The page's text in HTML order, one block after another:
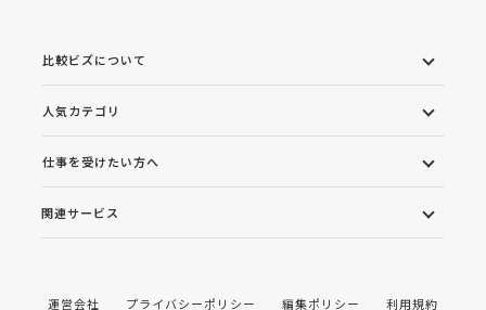
比較ビズについて
人気カテゴリ
仕事を受けたい方へ
関連サービス
運営会社 プライバシーポリシー 編集ポリシー 利用規約